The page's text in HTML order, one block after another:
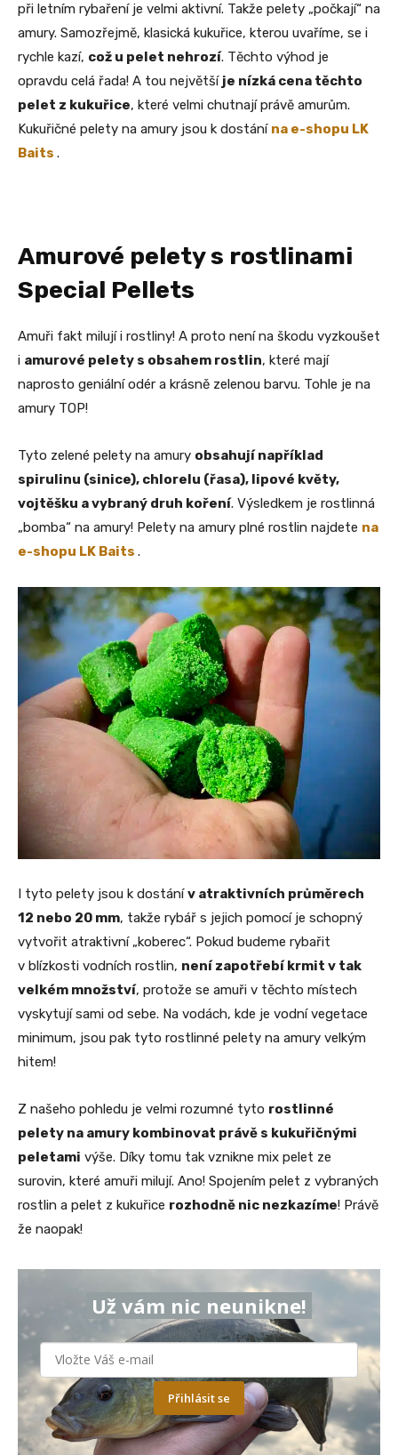
při letním rybaření je velmi aktivní. Takže pelety „počkají“ na
amury. Samozřejmě, klasická kukuřice, kterou uvaříme, se i
rychle kazí, což u pelet nehrozí. Těchto výhod je
opravdu celá řada! A tou největší je nízká cena těchto
pelet z kukuřice, které velmi chutnají právě amurům.
Kukuřičné pelety na amury jsou k dostání na e-shopu LK
Baits .
Amurové pelety s rostlinami
Special Pellets
Amuři fakt milují i rostliny! A proto není na škodu vyzkoušet
i amurové pelety s obsahem rostlin, které mají
naprosto geniální odér a krásně zelenou barvu. Tohle je na
amury TOP!
Tyto zelené pelety na amury obsahují například
spirulinu (sinice), chlorelu (řasa), lipové květy,
vojtěšku a vybraný druh koření. Výsledkem je rostlinná
„bomba“ na amury! Pelety na amury plné rostlin najdete na
e-shopu LK Baits .
I tyto pelety jsou k dostánív atraktivních průměrech
12 nebo 20 mm, takže rybář s jejich pomocí je schopný
vytvořit atraktivní „koberec“. Pokud budeme rybařit
v blízkosti vodních rostlin, není zapotřebí krmit v tak
velkém množství, protože se amuři v těchto místech
vyskytují sami od sebe. Na vodách, kde je vodní vegetace
minimum, jsou pak tyto rostlinné pelety na amury velkým
hitem!
Z našeho pohledu je velmi rozumné tyto rostlinné
pelety na amury kombinovat právě s kukuřičnými
peletami výše. Díky tomu tak vznikne mix pelet ze
surovin, které amuři milují. Ano! Spojením pelet z vybraných
rostlin a pelet z kukuřice rozhodně nic nezkazíme! Právě
že naopak!
Už vám nic neunikne!
Přihlásit se